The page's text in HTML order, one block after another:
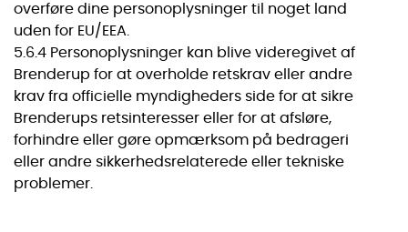
overføre dine personoplysninger til noget land
uden for EU/EEA.
5.6.4 Personoplysninger kan blive videregivet af
Brenderup for at overholde retskrav eller andre
krav fra officielle myndigheders side for at sikre
Brenderups retsinteresser eller for at afsløre,
forhindre eller gøre opmærksom på bedrageri
eller andre sikkerhedsrelaterede eller tekniske
problemer.